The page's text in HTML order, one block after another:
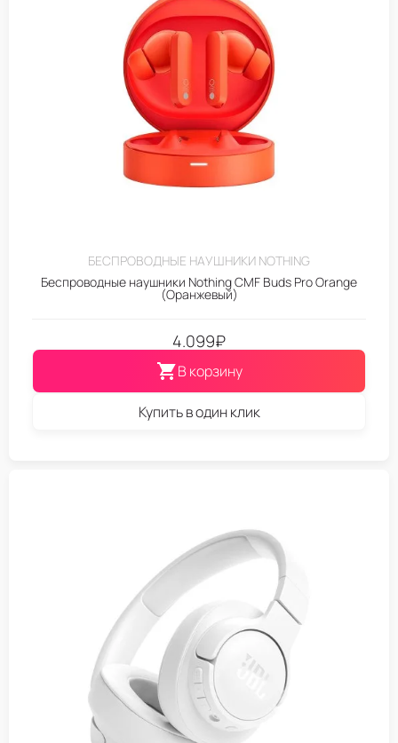
БЕСПРОВОДНЫЕ НАУШНИКИ NOTHING
Беспроводные наушники Nothing CMF Buds Pro Orange
(Оранжевый)
4.099₽
В корзину
Купить в один клик